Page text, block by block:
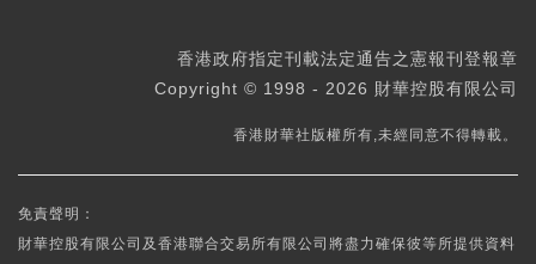
香港政府指定刊載法定通告之憲報刊登報章
Copyright © 1998 - 2026 財華控股有限公司
香港財華社版權所有,未經同意不得轉載。
免責聲明：
財華控股有限公司及香港聯合交易所有限公司將盡力確保彼等所提供資料